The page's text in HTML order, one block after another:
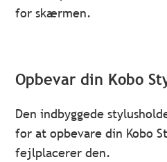
for skærmen.
Opbevar din Kobo
Den indbyggede
for at opbevare din Kobo
fejlplacerer den.